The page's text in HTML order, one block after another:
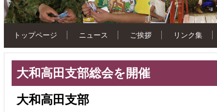
トップページ ニュース ご挨拶 リンク集
大和高田支部総会を開催
大和高田支部